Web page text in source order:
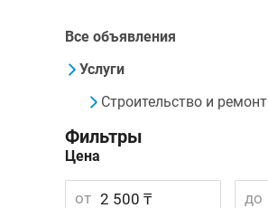
Все объявления
Услуги
Строительство и ремонт
Фильтры
Цена
от до